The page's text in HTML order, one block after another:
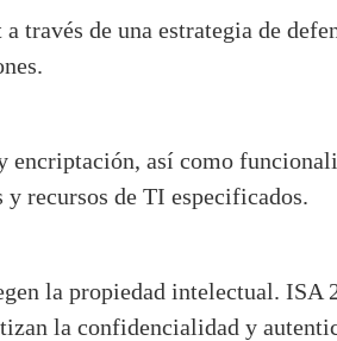
de una estrategia de
así como
y recursos de TI especificados.
la propiedad intelectual.
la confidencialidad y